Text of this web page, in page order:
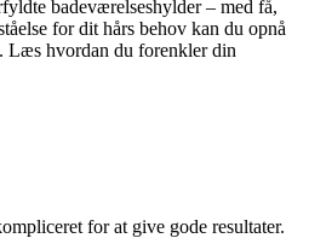
badeværelseshylder – med få,
for dit hårs behov kan du opnå
Læs hvordan du forenkler din
for at give gode resultater.